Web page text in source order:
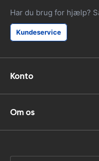
Har du brug for hjælp?
Kundeservice
Konto
Om os